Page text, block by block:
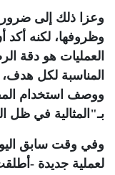
وعزا ذلك إلى
وظروفها، لكنه
العمليات هو دقة
المناسبة لكل
ووصف استخدام
بـ"المثالية في ظل
وفي وقت سابق
لعملية جديدة -